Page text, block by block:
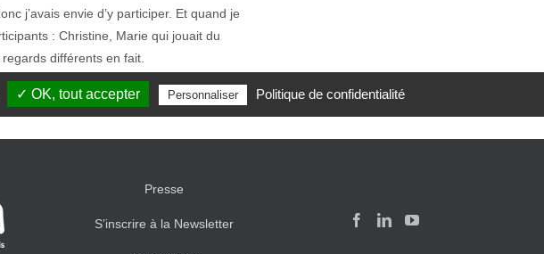
j’avais envie d’y participer. Et quand je
: Christine, Marie qui jouait du
différents en fait.
Presse
S’inscrire à la Newsletter
✓ OK, tout accepter Personnaliser Politique de confidentialité